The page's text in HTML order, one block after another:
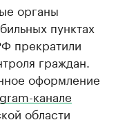
органы
пунктах
прекратили
граждан.
оформление
канале
области